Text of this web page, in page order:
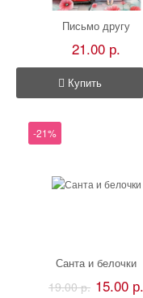
Письмо другу
21.00 р.
Купить
-21%
Санта и белочки
19.00 р. 15.00 р.